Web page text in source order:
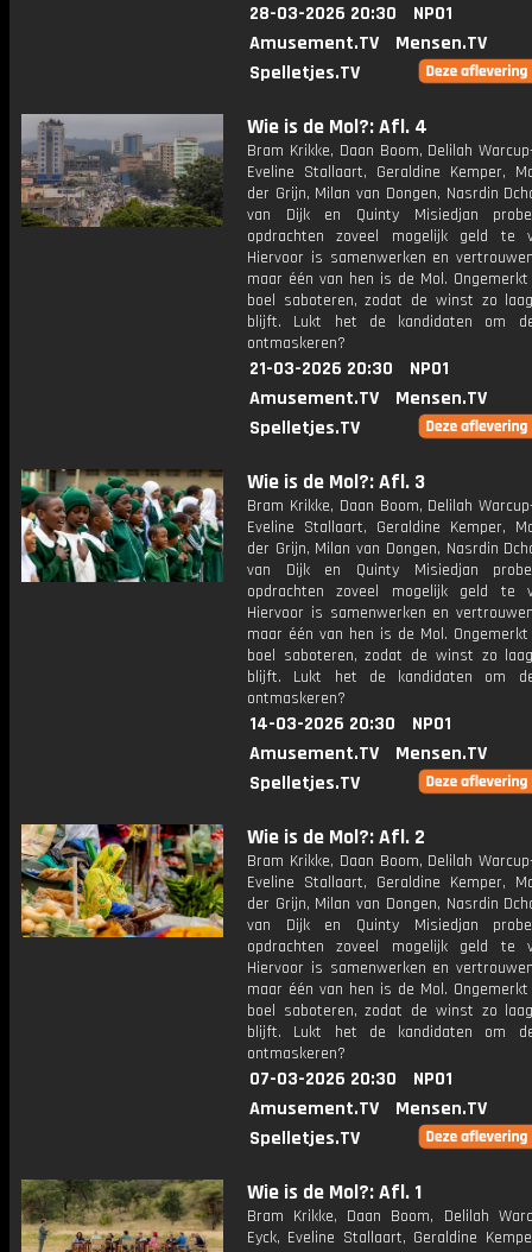
28-03-2026 20:30
NPO1
Amusement.TV
Mensen.TV
Spelletjes.TV
Wie is de Mol?: Afl. 4
Bram Krikke, Daan Boom, Delilah
Eveline Stallaart, Geraldine Kemper,
der Grijn, Milan van Dongen, Nasrdin
van Dijk en Quinty Misiedjan
opdrachten zoveel mogelijk geld te
Hiervoor is samenwerken en
maar één van hen is de Mol.
boel saboteren, zodat de winst zo
blijft. Lukt het de kandidaten om
ontmaskeren?
21-03-2026 20:30
NPO1
Amusement.TV
Mensen.TV
Spelletjes.TV
Wie is de Mol?: Afl. 3
Bram Krikke, Daan Boom, Delilah
Eveline Stallaart, Geraldine Kemper,
der Grijn, Milan van Dongen, Nasrdin
van Dijk en Quinty Misiedjan
opdrachten zoveel mogelijk geld te
Hiervoor is samenwerken en
maar één van hen is de Mol.
boel saboteren, zodat de winst zo
blijft. Lukt het de kandidaten om
ontmaskeren?
14-03-2026 20:30
NPO1
Amusement.TV
Mensen.TV
Spelletjes.TV
Wie is de Mol?: Afl. 2
Bram Krikke, Daan Boom, Delilah
Eveline Stallaart, Geraldine Kemper,
der Grijn, Milan van Dongen, Nasrdin
van Dijk en Quinty Misiedjan
opdrachten zoveel mogelijk geld te
Hiervoor is samenwerken en
maar één van hen is de Mol.
boel saboteren, zodat de winst zo
blijft. Lukt het de kandidaten om
ontmaskeren?
07-03-2026 20:30
NPO1
Amusement.TV
Mensen.TV
Spelletjes.TV
Wie is de Mol?: Afl. 1
Bram Krikke, Daan Boom, Delilah
Eyck, Eveline Stallaart, Geraldine